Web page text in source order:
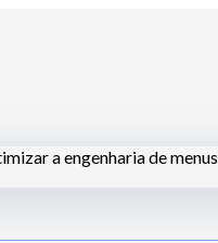
a engenharia de menus